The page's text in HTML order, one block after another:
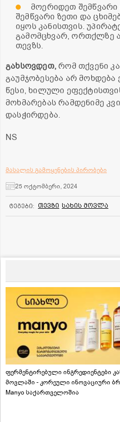
მოერიდეთ შემწვარი
შემწვარი ზეთი და
იყოს კანისთვის.
გამომცხვარ, ორთქლზე
თევზს.
გახსოვდეთ,რომ თქვენი
გაუმჯობესება არ
წესი, ხილული
მოხმარებას რამდენიმე
დასჭირდება.
NS
მასალის გამოყენების პირობები
25 ოქტომბერი, 2024
ტეგები: თევზი სახის მოვლა
ფერმენტირებული ინგრედიენტები
მოვლაში - კორეული ინოვაციური
Manyo საქართველოშია